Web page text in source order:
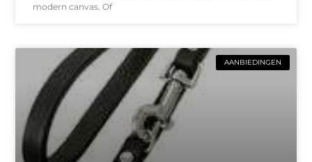
modern canvas. Of
AANBIEDINGEN